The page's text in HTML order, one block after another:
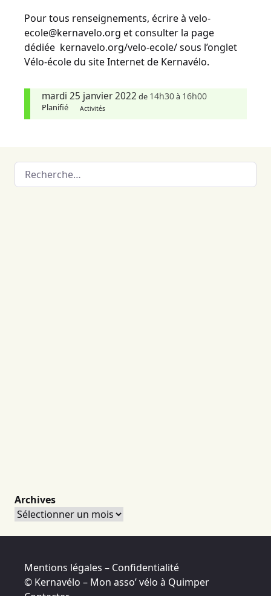
Pour tous renseignements, écrire à velo-
ecole@kernavelo.org et consulter la page
dédiée kernavelo.org/velo-ecole/ sous l’onglet
Vélo-école du site Internet de Kernavélo.
mardi 25 janvier 2022 de 14h30à 16h00
Planifié Activités
Archives
Archives
Mentions légales – Confidentialité
© Kernavélo – Mon asso’ vélo à Quimper